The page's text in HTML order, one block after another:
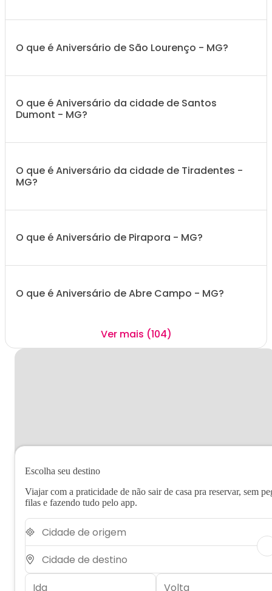
O que é Aniversário de São Lourenço - MG?
O que é Aniversário da cidade de Santos
Dumont - MG?
O que é Aniversário da cidade de Tiradentes -
MG?
O que é Aniversário de Pirapora - MG?
O que é Aniversário de Abre Campo - MG?
Ver mais (104)
Escolha seu destino
Viajar com a praticidade de não sair de casa pra reservar, sem
filas e fazendo tudo pelo app.